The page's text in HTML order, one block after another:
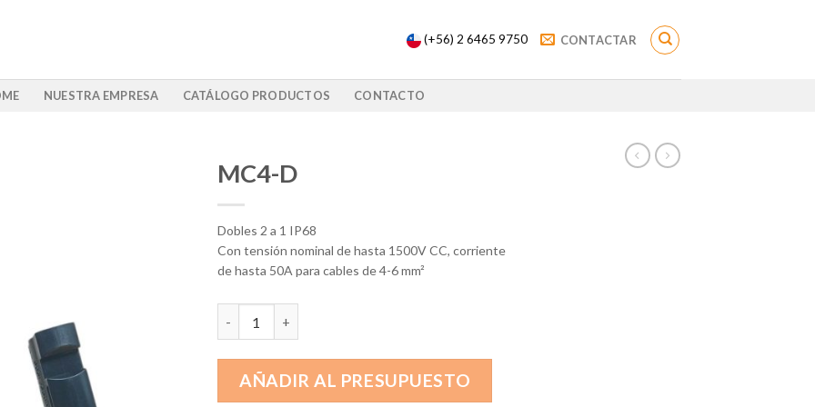
(+56) 2 6465 9750 CONTACTAR
NUESTRA EMPRESA CATÁLOGO PRODUCTOS CONTACTO
MC4-D
Dobles 2 a 1 IP68
Con tensión nominal de hasta 1500V CC, corriente
de hasta 50A para cables de 4-6 mm²
AÑADIR AL PRESUPUESTO